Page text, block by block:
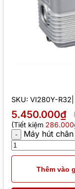
SKU: VI280Y-R32
5.450.000₫
(Tiết kiệm
Máy hút
Thêm vào